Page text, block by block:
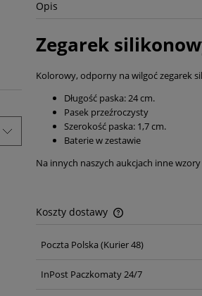
Opis
Zegarek
Kolorowy, odporny na wilgoć zegarek
Długość paska: 24 cm.
Pasek przeźroczysty
Szerokość paska: 1,7 cm.
Baterie w zestawie
Na innych naszych aukcjach inne wzory
Koszty dostawy
Cena nie zawiera
Poczta Polska (Kurier 48)
InPost Paczkomaty 24/7